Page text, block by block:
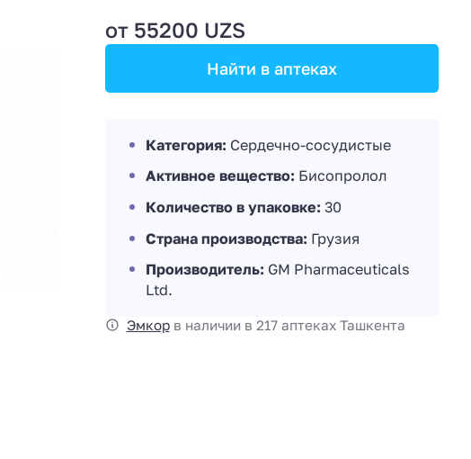
от 55200 UZS
Найти в аптеках
Категория: Сердечно-сосудистые
Активное вещество: Бисопролол
Количество в упаковке: 30
Страна производства: Грузия
Производитель: GM Pharmaceuticals
Ltd.
Эмкорв наличии в 217 аптеках Ташкента